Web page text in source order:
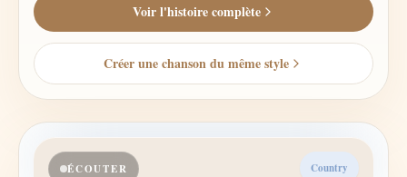
Voir l'histoire complète
Créer une chanson du même style
ÉCOUTER Country